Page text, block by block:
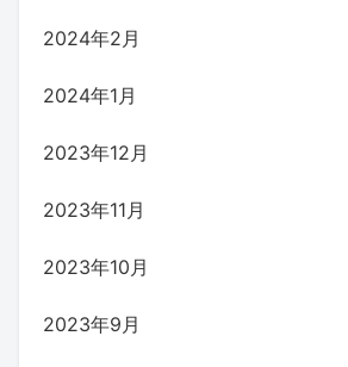
2024年2月
2024年1月
2023年12月
2023年11月
2023年10月
2023年9月